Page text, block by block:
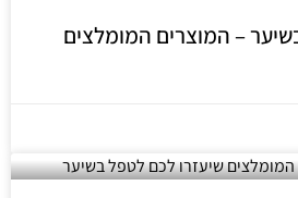
– המוצרים המומלצים